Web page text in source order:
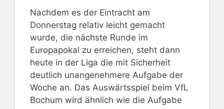
Nachdem es der Eintracht am
Donnerstag relativ leicht gemacht
wurde, die nächste Runde im
Europapokal zu erreichen, steht dann
heute in der Liga die mit Sicherheit
deutlich unangenehmere Aufgabe der
Woche an. Das Auswärtsspiel beim VfL
Bochum wird ähnlich wie die Aufgabe